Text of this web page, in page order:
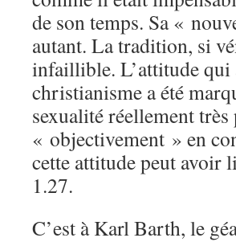
de son temps. Sa «
autant. La tradition, si
infaillible. L’attitude qui
christianisme a été
sexualité réellement
« objectivement » en
cette attitude peut avoir
1.27.
C’est à Karl Barth, le